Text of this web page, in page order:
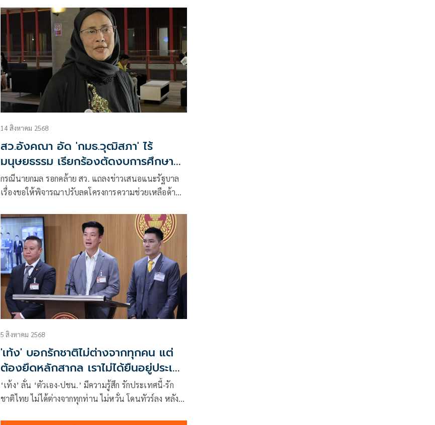
ตรวจสอบ หลังจากนั้นเพียง 1 วัน ฝ่ายสืบสวนก็ได้รายงาน
กลับมาที่ตนว่าพบตัวแล้ว ซึ่งเป็นผู้หญิง จากนั้นจึงได้ขอ
ตรวจสอบเอกสาร แต่ก็ไม่มีเอกสารที่ถูกต้องตามกฎหมาย
เลย จึงถือว่าบุคคลดังกล่าวเข้ามาในประเทศไทยโดยไม่
ชอบโดยกฎหมาย ต่อมาจึงกุมตัวมาที่ สภ.บัวเชด และมาท
ราบภายหลังอีกว่ามีลูกที่ยังเรียนหนังสืออยู่ ตนจึงให้ฝ่าย
สืบพาแม่ไปรับตัวลูกมา ซึ่งมีครูติดตามมาด้วย
14 สิงหาคม 2568
สว.อังคณา อัด 'กมธ.วุฒิสภา' ไร้
มนุษยธรรม เรียกร้องตัดงบการศึกษา
เด็กกัมพูชา
กรณีนายกมล รอกคล้าย สว. แถลงข่าวเสนอแนะรัฐบาล
เรื่องขอให้พิจารณาปรับลดโครงการความช่วยเหลือด้าน
5 สิงหาคม 2568
'เท้ง' บอกรักชาติไม่ต่างจากทุกคน แต่
ต้องยึดหลักสากล เราไม่ได้ยืนอยู่ประเทศ
เดียว
‘เท้ง’ ลั่น ‘ตัวเอง-ปชน.’ มีความรู้สึก รักประเทศนี้-รัก
ชาติไทย ไม่ได้ต่างจากทุกท่าน ไม่หวั่น โดนทัวร์ลง หลัง